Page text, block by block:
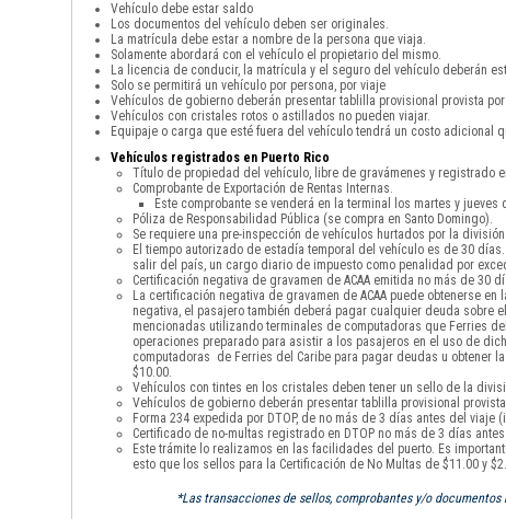
Vehículo debe estar saldo
Los documentos del vehículo deben ser originales.
La matrícula debe estar a nombre de la persona que viaja.
Solamente abordará con el vehículo el propietario del mismo.
La licencia de conducir, la matrícula y el seguro del vehículo deberán
Solo se permitirá un vehículo por persona, por viaje
Vehículos de gobierno deberán presentar tablilla provisional provista
Vehículos con cristales rotos o astillados no pueden viajar.
Equipaje o carga que esté fuera del vehículo tendrá un costo adicional
Vehículos registrados en Puerto Rico
Título de propiedad del vehículo, libre de gravámenes y registrado
Comprobante de Exportación de Rentas Internas.
Este comprobante se venderá en la terminal los martes y
Póliza de Responsabilidad Pública (se compra en Santo Domingo).
Se requiere una pre-inspección de vehículos hurtados por la
El tiempo autorizado de estadía temporal del vehículo es de 30
salir del país, un cargo diario de impuesto como penalidad por
Certificación negativa de gravamen de ACAA emitida no más de 30
La certificación negativa de gravamen de ACAA puede obtenerse
negativa, el pasajero también deberá pagar cualquier deuda sobre
mencionadas utilizando terminales de computadoras que Ferries
operaciones preparado para asistir a los pasajeros en el uso de
computadoras de Ferries del Caribe para pagar deudas u obtener
$10.00.
Vehículos con tintes en los cristales deben tener un sello de la
Vehículos de gobierno deberán presentar tablilla provisional
Forma 234 expedida por DTOP, de no más de 3 días antes del viaje
Certificado de no-multas registrado en DTOP no más de 3 días
Este trámite lo realizamos en las facilidades del puerto. Es
esto que los sellos para la Certificación de No Multas de $11.00 y
*Las transacciones de sellos, comprobantes y/o